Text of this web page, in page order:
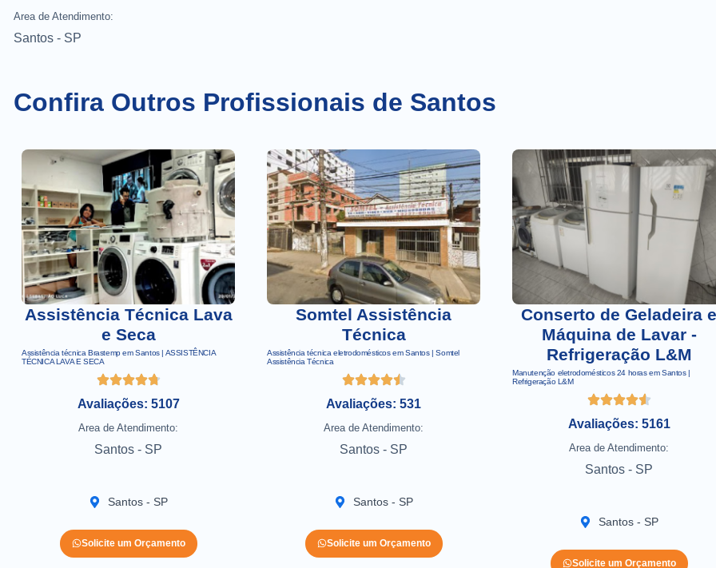
Area de Atendimento:
Santos - SP
Confira Outros Profissionais de Santos
Assistência Técnica Lava
e Seca
Assistência técnica Brastemp em Santos | ASSISTÊNCIA
TÉCNICA LAVA E SECA
Avaliações: 5107
Area de Atendimento:
Santos - SP
Santos - SP
Solicite um Orçamento
Somtel Assistência
Técnica
Assistência técnica eletrodomésticos em Santos | Somtel
Assistência Técnica
Avaliações: 531
Area de Atendimento:
Santos - SP
Santos - SP
Solicite um Orçamento
Conserto de Geladeira
Máquina de Lavar -
Refrigeração L&M
Manutenção eletrodomésticos 24 horas em Santos |
Refrigeração L&M
Avaliações: 5161
Area de Atendimento:
Santos - SP
Santos - SP
Solicite um Orçamento